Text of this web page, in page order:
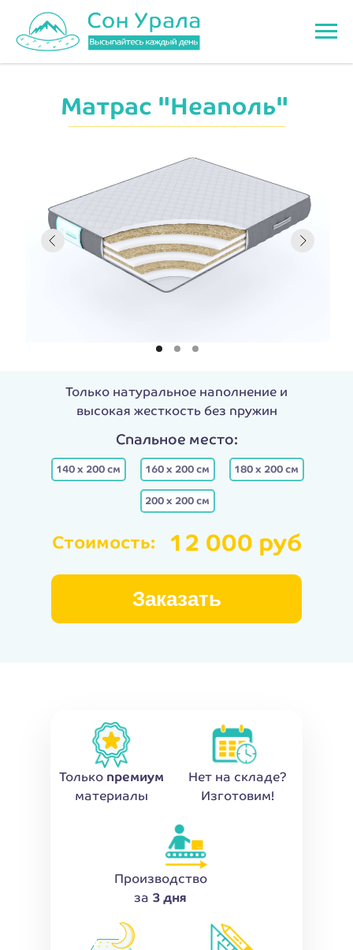
Только натуральное наполнение и
высокая жесткость без пружин
Спальное место:
Матрас "Неаполь"
Спальное место:
140 х 200 см 160 х 200 см 180 х 200 см
200 х 200 см
Заказать
Стоимость: 12 000 руб
Производство
за 3 дня
Только премиум
материалы
Нет на складе?
Изготовим!